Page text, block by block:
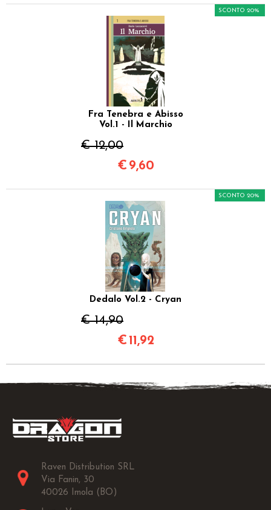
Fra Tenebra e Abisso
Vol.1 - Il Marchio
€ 12,00
SCONTO 20%
€ 9,60
Dedalo Vol.2 - Cryan
€ 14,90
SCONTO 20%
€ 11,92
Raven Distribution SRL
Via Fanin, 30
40026 Imola (BO)